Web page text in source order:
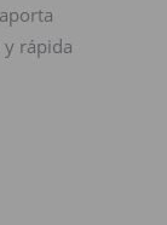
y rápida